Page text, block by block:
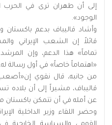
إلى أن طهران ترى في الحرب
الوجود».
وأشاد قاليباف بدعم باكستان
قائلاً إن الشعب الإيراني
تماماً» هذا الدعم، وإن
«اهتماماً خاصاً» في أول رسالة له.
من جانبه، قال نقوي
قاليباف، مشيراً إلى أن
عن أمله في أن تتمكن باكستان
وحضر اللقاء وزير الداخلية